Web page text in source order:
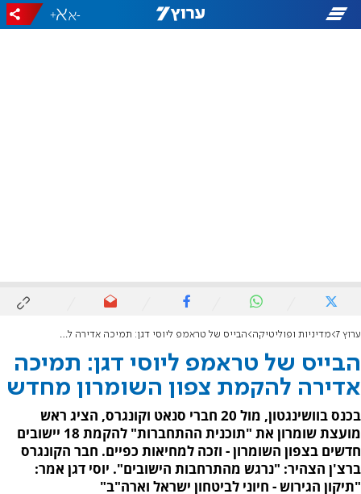
-
+
ערוץ 7 מדיניות ופוליטיקה הבייס של טראמפ ליוסי דגן: תמיכה אדירה להקמת צפון השומרון מחדש
הבייס של טראמפ ליוסי דגן: תמיכה
אדירה להקמת צפון השומרון מחדש
בכנס בוושינגטון, מול 20 חברי סנאט וקונגרס, הציג ראש
מועצת שומרון את "תוכנית ההתחברות" להקמת 18 יישובים
חדשים בצפון השומרון - וזכה למחיאות כפיים. חבר הקונגרס
ברצ'ן הצהיר: "נרגש מהתרחבות הישובים". יוסי דגן אמר:
"תיקון הגירוש - חיוני לביטחון ישראל וארה"ב"